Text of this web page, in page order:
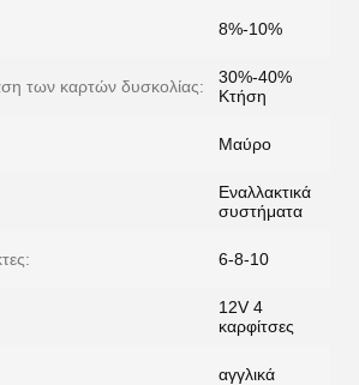
8%-10%
των καρτών δυσκολίας:
30%-40%
Κτήση
Μαύρο
Εναλλακτικά
συστήματα
6-8-10
12V 4
καρφίτσες
αγγλικά